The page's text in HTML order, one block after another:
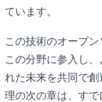
ています。
この技術のオープ
この分野に参入し
れた未来を共同で
理の次の章は、すで